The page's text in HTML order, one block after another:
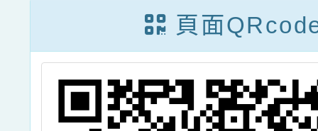
鑑定簡章各1
份，為維學生權
益，請貴校妥為
積極宣傳周知，
與體
體驗
頁面